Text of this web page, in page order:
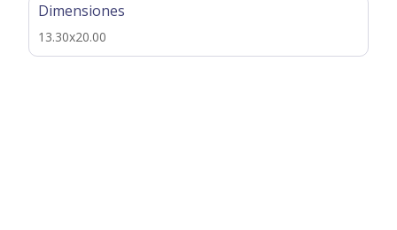
Dimensiones
13.30x20.00